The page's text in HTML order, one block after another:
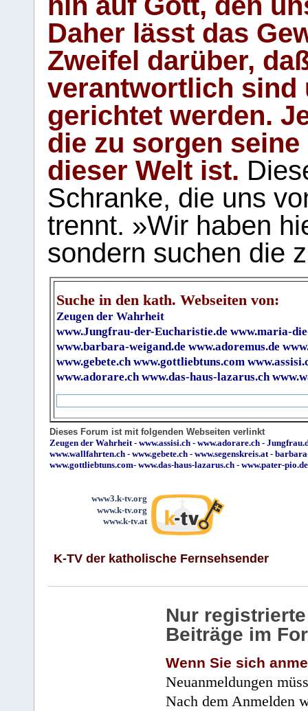
Daher lässt das
Zweifel darüber,
verantwortlich sind
gerichtet werden.
die zu sorgen
dieser Welt ist.
Schranke, die uns
trennt. »Wir haben
sondern suchen die
Suche in den kath. Webseiten von:
Zeugen der Wahrheit
www.Jungfrau-der-Eucharistie.de www.maria-
www.barbara-weigand.de www.adoremus.de
www.gebete.ch www.gottliebtuns.com
www.adorare.ch www.das-haus-lazarus.ch
Dieses Forum ist mit folgenden Webseiten verlinkt
Zeugen der Wahrheit- www.assisi.ch - www.adorare.ch -
www.wallfahrten.ch - www.gebete.ch - www.segenskreis.at-
www.gottliebtuns.com- www.das-haus-lazarus.ch - www.pater-pio.de
www3.k-tv.org
www.k-tv.org
www.k-tv.at
K-TV der katholische Fernsehsender
Nur
Beiträge im
Wenn Sie sich
Neuanmeldungen
Nach dem Anmelden